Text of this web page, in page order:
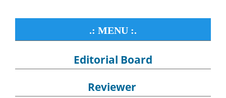
.: MENU :.
Editorial Board
Reviewer